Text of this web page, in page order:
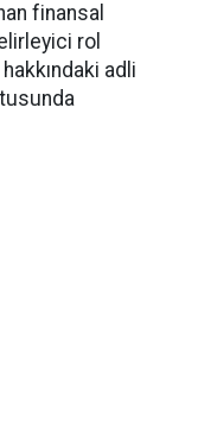
finansal
rol
adli